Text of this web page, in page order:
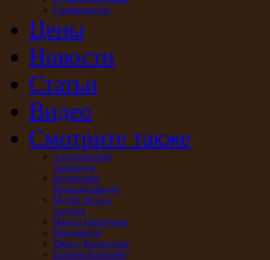
Симферополь
Цены
Новости
Статьи
Видео
Смотрите также
Алуштинский
Аквариум
Ялтинский
Крокодиляриум
Музей Тесла в
Алуште
Парк в Евпатории
Пандориум
Парк в Бахчисарае
Галерея Иллюзий